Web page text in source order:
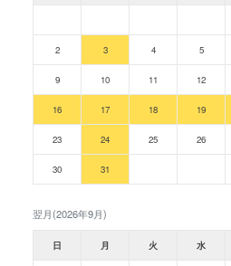
2 3 4 5
9 10 11 12
16 17 18 19
23 24 25 26
30 31
翌月(2026年9月)
日 月 火 水